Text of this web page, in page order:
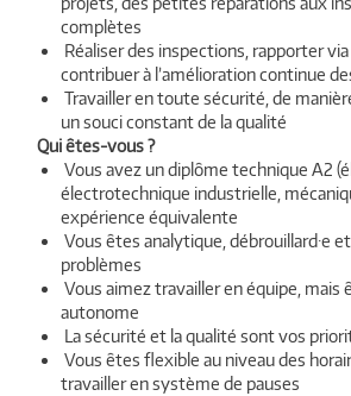
complètes
Réaliser des inspections, rapporter
contribuer à l’amélioration continue
Travailler en toute sécurité, de
un souci constant de la qualité
Qui êtes-vous ?
Vous avez un diplôme technique A2
électrotechnique industrielle,
expérience équivalente
Vous êtes analytique, débrouillard·e
problèmes
Vous aimez travailler en équipe, mais
autonome
La sécurité et la qualité sont vos
Vous êtes flexible au niveau des
travailler en système de pauses